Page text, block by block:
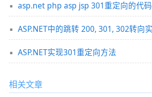
asp.net php asp jsp 301重定向的代
ASP.NET中的跳转 200, 301, 302转向
ASP.NET实现301重定向方法
相关文章